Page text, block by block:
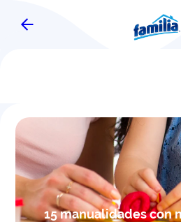
FAMITIPS
15 manualidades con